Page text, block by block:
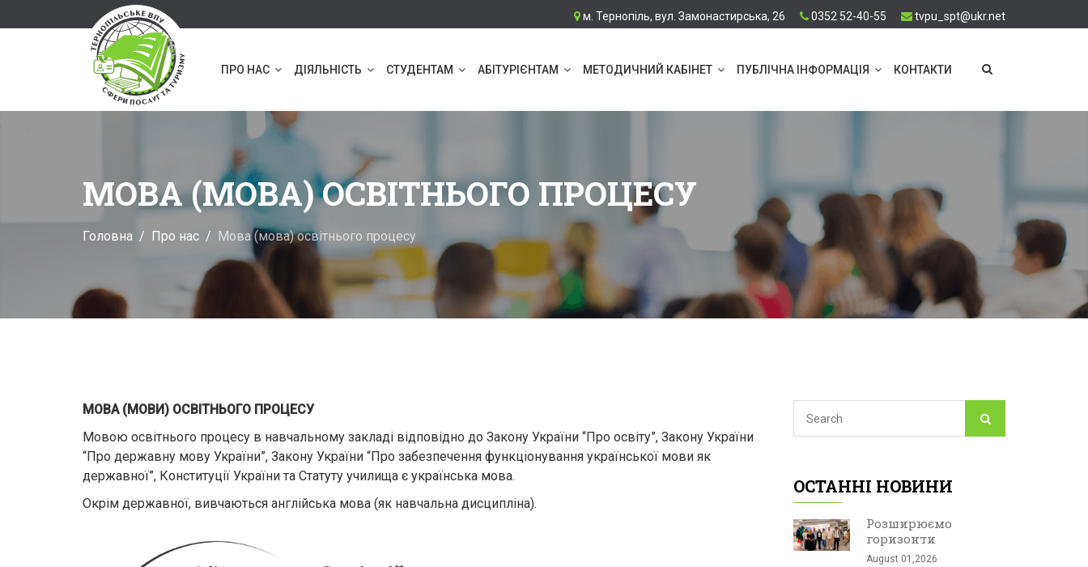
м. Тернопіль, вул. Замонастирська, 26 0352 52-40-55 tvpu_spt@ukr.net
ПРО НАС ДІЯЛЬНІСТЬ СТУДЕНТАМ АБІТУРІЄНТАМ МЕТОДИЧНИЙ КАБІНЕТ ПУБЛІЧНА ІНФОРМАЦІЯ КОНТАКТИ
МОВА (МОВА) ОСВІТНЬОГО ПРОЦЕСУ
Головна Про нас Мова (мова) освітнього процесу
МОВА (МОВИ) ОСВІТНЬОГО ПРОЦЕСУ
Мовою освітнього процесу в навчальному закладі відповідно до Закону України “Про освіту”, Закону України
“Про державну мову України”, Закону України “Про забезпечення функціонування української мови як
державної”, Конституції України та Статуту училища є українська мова.
Окрім державної, вивчаються англійська мова (як навчальна дисципліна).
ОСТАННІ НОВИНИ
Розширюємо
горизонти
August 01,2026